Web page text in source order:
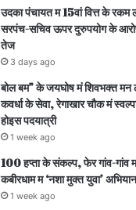
उदका पंचायत म 15वां वित्त के
सरपंच-सचिव ऊपर दुरुपयोग के
तेज
3 days ago
बोल बम” के जयघोष मं शिवभक्त मन
कवर्धा के सेवा, रेगाखार चौक मं
होइस पदयात्री
1 week ago
100 हप्ता के संकल्प, फेर गांव-गांव
कबीरधाम म ‘नशा मुक्त युवा’
1 week ago